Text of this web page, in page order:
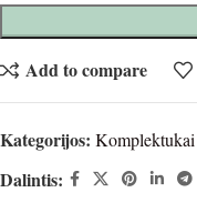
Add to compare
Kategorijos: Komplektukai
Dalintis: